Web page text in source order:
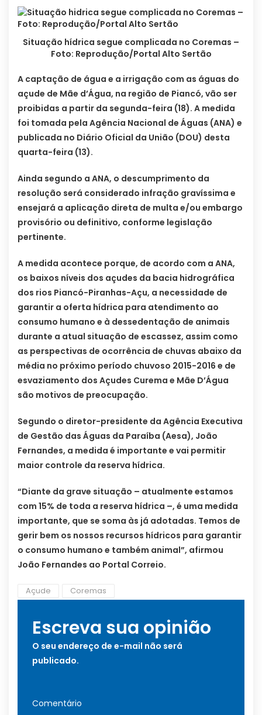
Situação hídrica segue complicada no Coremas –
Foto: Reprodução/Portal Alto Sertão
A captação de água e a irrigação com as águas do
açude de Mãe d’Água, na região de Piancó, vão ser
proibidas a partir da segunda-feira (18). A medida
foi tomada pela Agência Nacional de Águas (ANA) e
publicada no Diário Oficial da União (DOU) desta
quarta-feira (13).
Ainda segundo a ANA, o descumprimento da
resolução será considerado infração gravíssima e
ensejará a aplicação direta de multa e/ou embargo
provisório ou definitivo, conforme legislação
pertinente.
A medida acontece porque, de acordo com a ANA,
os baixos níveis dos açudes da bacia hidrográfica
dos rios Piancó-Piranhas-Açu, a necessidade de
garantir a oferta hídrica para atendimento ao
consumo humano e à dessedentação de animais
durante a atual situação de escassez, assim como
as perspectivas de ocorrência de chuvas abaixo da
média no próximo período chuvoso 2015-2016 e de
esvaziamento dos Açudes Curema e Mãe D’Água
são motivos de preocupação.
Segundo o diretor-presidente da Agência Executiva
de Gestão das Águas da Paraíba (Aesa), João
Fernandes, a medida é importante e vai permitir
maior controle da reserva hídrica.
“Diante da grave situação – atualmente estamos
com 15% de toda a reserva hídrica –, é uma medida
importante, que se soma às já adotadas. Temos de
gerir bem os nossos recursos hídricos para garantir
o consumo humano e também animal”, afirmou
João Fernandes ao Portal Correio.
Açude Coremas
Escreva sua opinião
O seu endereço de e-mail não será
publicado.
Comentário